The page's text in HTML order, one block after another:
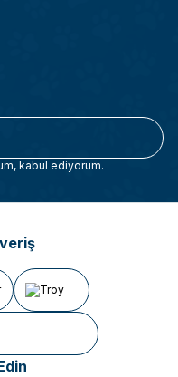
kabul ediyorum.